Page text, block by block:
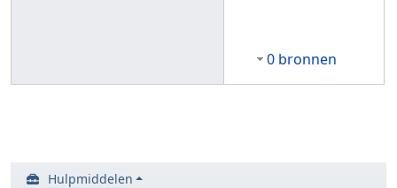
0 bronnen
Hulpmiddelen